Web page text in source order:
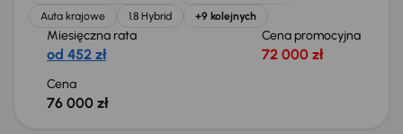
Auta krajowe
1.8 Hybrid +9 kolejnych
Miesięczna rata
od 452 zł
Cena promocyjna
72 000 zł
Cena
76 000 zł
Świeżo skupione